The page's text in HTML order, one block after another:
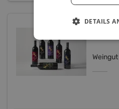
DETAILS